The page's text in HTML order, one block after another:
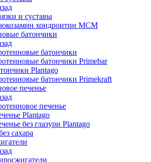
и суставы
хондроитин МСМ
батончики
батончики
батончики Primebar
Plantago
батончики Primekraft
печенье
печенье
Plantago
без глазури Plantago
сахара